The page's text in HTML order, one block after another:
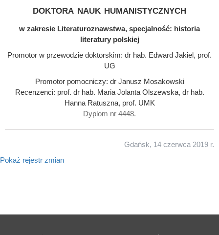
doktora nauk humanistycznych
w zakresie Literaturoznawstwa, specjalność: historia
literatury polskiej
Promotor w przewodzie doktorskim: dr hab. Edward Jakiel, prof.
UG
Promotor pomocniczy: dr Janusz Mosakowski
Recenzenci: prof. dr hab. Maria Jolanta Olszewska, dr hab.
Hanna Ratuszna, prof. UMK
Dyplom nr 4448.
Gdańsk, 14 czerwca 2019 r.
Pokaż rejestr zmian